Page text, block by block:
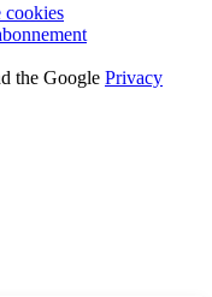
cookies
the Google Privacy